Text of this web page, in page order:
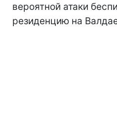
вероятной атаки
резиденцию на